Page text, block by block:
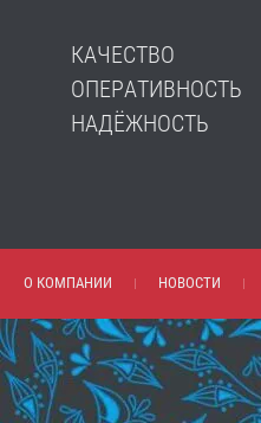
КАЧЕСТВО
ОПЕРАТИВНОСТЬ
НАДЁЖНОСТЬ
О КОМПАНИИ НОВОСТИ